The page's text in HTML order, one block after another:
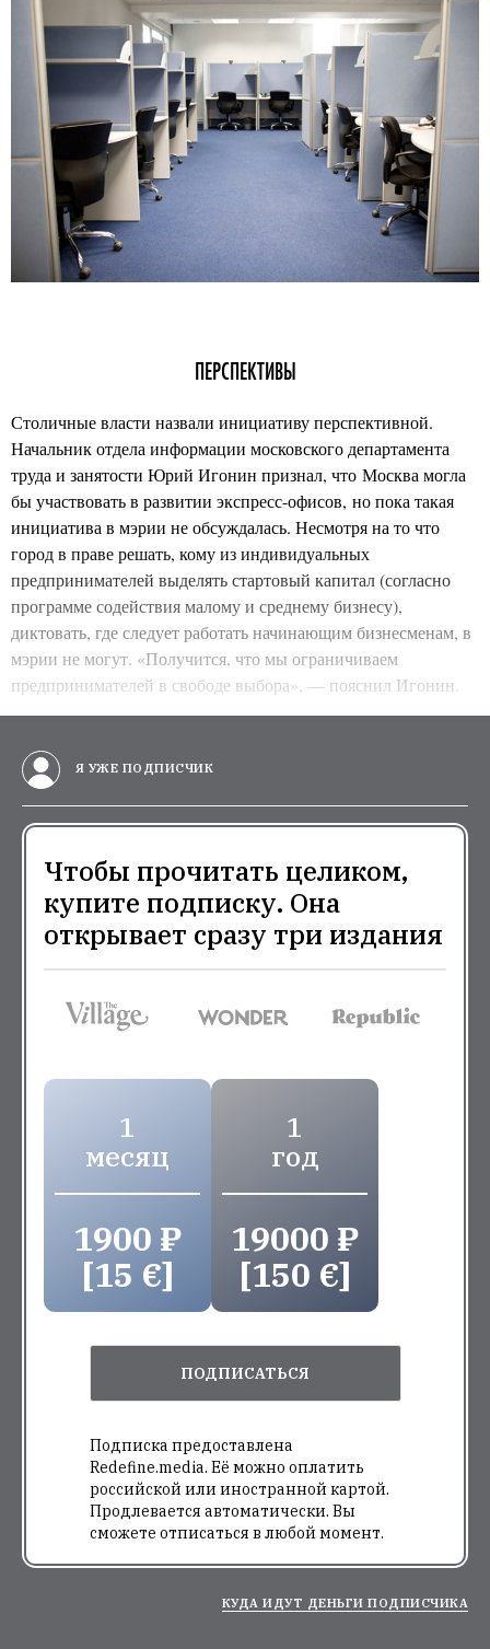
ПЕРСПЕКТИВЫ
Столичные власти назвали инициативу перспективной.
Начальник отдела информации московского департамента
труда и занятости Юрий Игонин признал, что Москва могла
бы участвовать в развитии экспресс-офисов, но пока такая
инициатива в мэрии не обсуждалась. Несмотря на то что
город в праве решать, кому из индивидуальных
предпринимателей выделять стартовый капитал (согласно
программе содействия малому и среднему бизнесу),
диктовать, где следует работать начинающим бизнесменам, в
мэрии не могут. «Получится, что мы ограничиваем
предпринимателей в свободе выбора», — пояснил Игонин.
Я УЖЕ ПОДПИСЧИК
Чтобы прочитать целиком,
купите подписку. Она
открывает сразу три издания
1
месяц
1900 ₽
[15 €]
1
год
19000 ₽
[150 €]
ПОДПИСАТЬСЯ
Подписка предоставлена
Redefine.media. Её можно оплатить
российской или иностранной картой.
Продлевается автоматически. Вы
сможете отписаться в любой момент.
КУДА ИДУТ ДЕНЬГИ ПОДПИСЧИКА